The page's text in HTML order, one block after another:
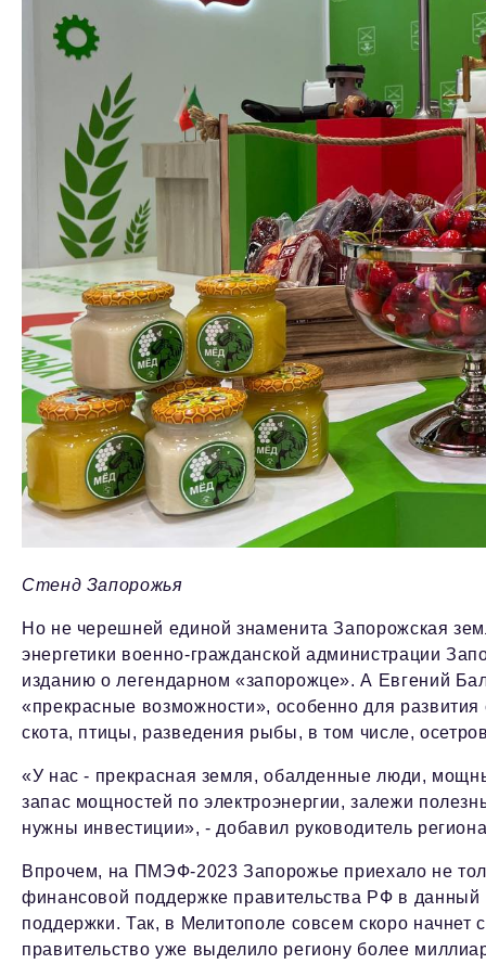
Стенд Запорожья
Но не черешней единой знаменита Запорожская
энергетики военно-гражданской администрации
изданию о легендарном «запорожце». А Евгений
«прекрасные возможности», особенно для развития
скота, птицы, разведения рыбы, в том числе,
«У нас - прекрасная земля, обалденные люди,
запас мощностей по электроэнергии, залежи
нужны инвестиции», - добавил руководитель
Впрочем, на ПМЭФ-2023 Запорожье приехало не
финансовой поддержке правительства РФ в данный
поддержки. Так, в Мелитополе совсем скоро
правительство уже выделило региону более